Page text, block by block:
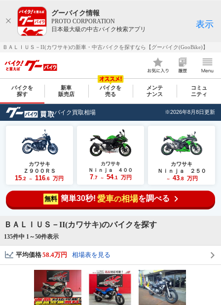
グーバイク情報
PROTO CORPORATION
日本最大級の中古バイク検索アプリ
表示
ＢＡＬＩＵＳ－II(カワサキ)の新車・中古バイクを探すなら【グーバイク(GooBike)】
バイクを
探す
新車
販売店
バイクを
売る
メンテ
ナンス
コミュ
ニティ
バイク買取相場 ※2026年8月8日更新
カワサキ
Ｚ９００ＲＳ
15 .2 ～ 116 .6 万円
カワサキ
Ｎｉｎｊａ ４００
7.7 ～ 54.1 万円
カワサキ
Ｎｉｎｊａ ２５０
～ 43.8 万円
無料 簡単30秒! 愛車の相場を調べる
ＢＡＬＩＵＳ－II(カワサキ)のバイクを探す
135件中 1～50件表示
平均価格58.4万円 相場表を見る